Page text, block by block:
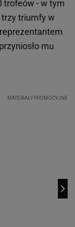
trofeów - w tym
triumfy w
mu